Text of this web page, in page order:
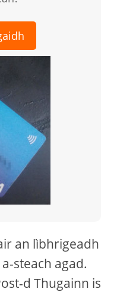
an lìbhrigeadh
steach agad.
d Thugainn is